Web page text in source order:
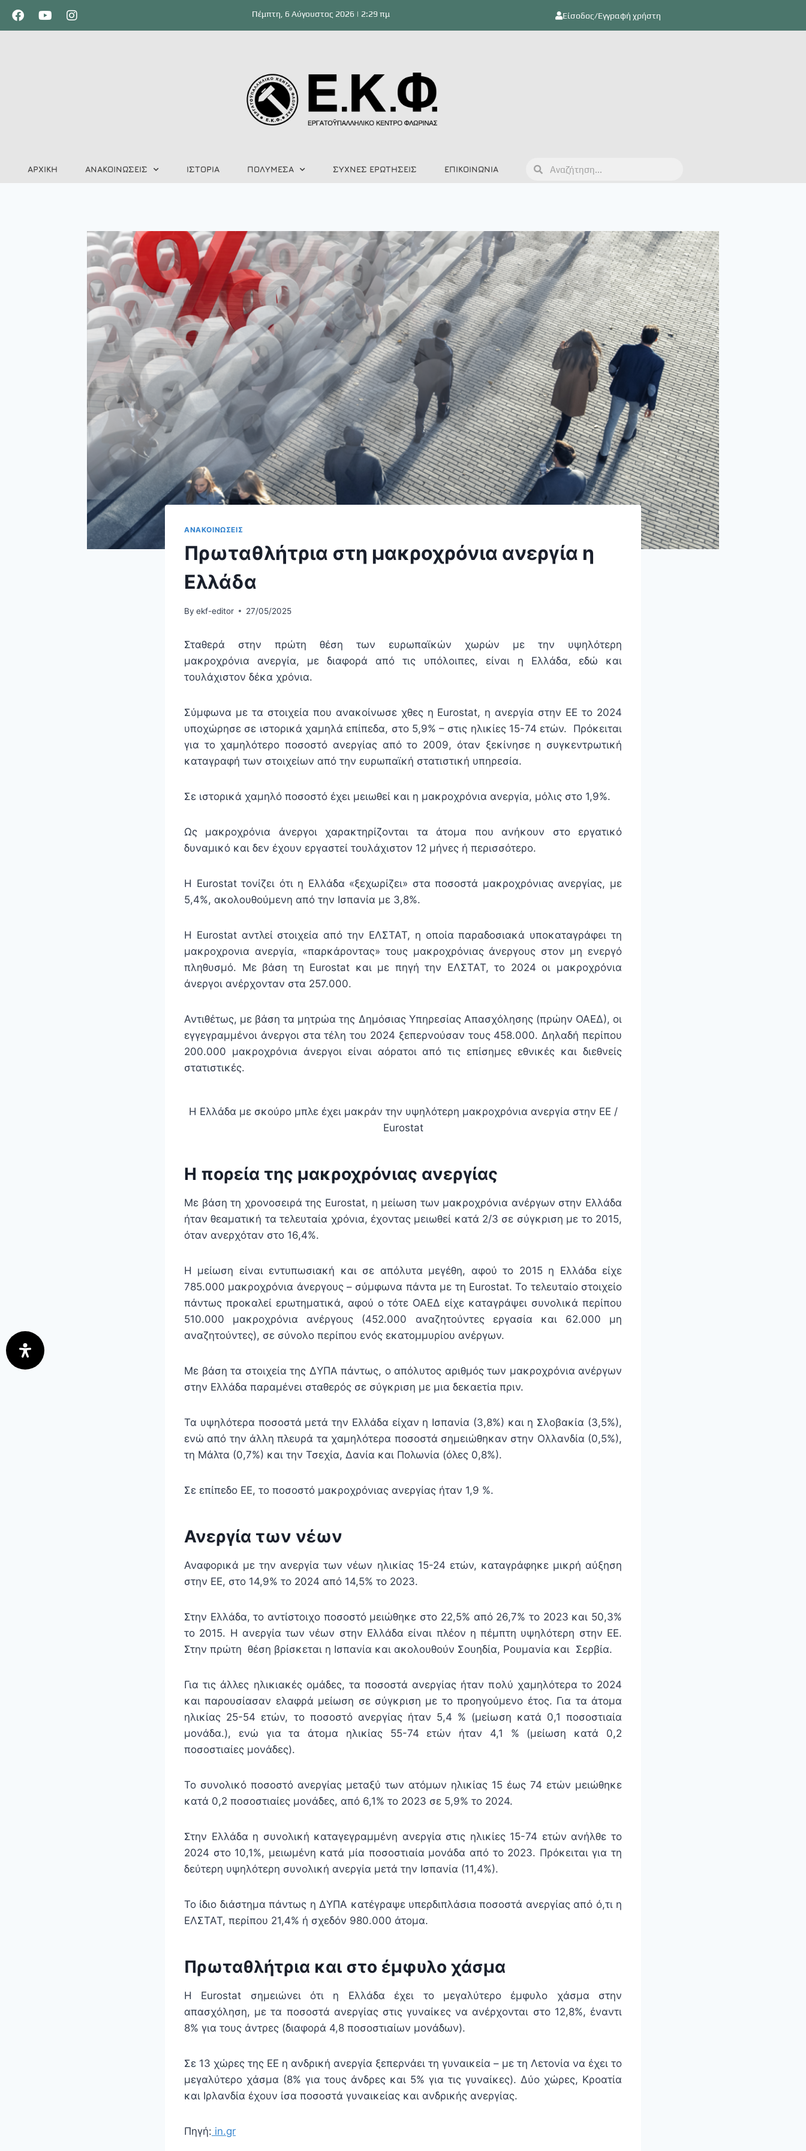
Πέμπτη, 6 Αύγουστος 2026 | 2:29 πμ Είσοδος/Εγγραφή χρήστη
ΑΡΧΙΚΗ ΑΝΑΚΟΙΝΩΣΕΙΣ ΙΣΤΟΡΙΑ ΠΟΛΥΜΕΣΑ ΣΥΧΝΕΣ ΕΡΩΤΗΣΕΙΣ ΕΠΙΚΟΙΝΩΝΙΑ
ΑΝΑΚΟΙΝΩΣΕΙΣ
Πρωταθλήτρια στη μακροχρόνια ανεργία η
Ελλάδα
By ekf-editor 27/05/2025
Σταθερά στην πρώτη θέση των ευρωπαϊκών χωρών με την υψηλότερη
μακροχρόνια ανεργία, με διαφορά από τις υπόλοιπες, είναι η Ελλάδα, εδώ και
τουλάχιστον δέκα χρόνια.
Σύμφωνα με τα στοιχεία που ανακοίνωσε χθες η Εurostat, η ανεργία στην ΕΕ το 2024
υποχώρησε σε ιστορικά χαμηλά επίπεδα, στο 5,9% – στις ηλικίες 15-74 ετών. Πρόκειται
για το χαμηλότερο ποσοστό ανεργίας από το 2009, όταν ξεκίνησε η συγκεντρωτική
καταγραφή των στοιχείων από την ευρωπαϊκή στατιστική υπηρεσία.
Σε ιστορικά χαμηλό ποσοστό έχει μειωθεί και η μακροχρόνια ανεργία, μόλις στο 1,9%.
Ως μακροχρόνια άνεργοι χαρακτηρίζονται τα άτομα που ανήκουν στο εργατικό
δυναμικό και δεν έχουν εργαστεί τουλάχιστον 12 μήνες ή περισσότερο.
Η Εurostat τονίζει ότι η Ελλάδα «ξεχωρίζει» στα ποσοστά μακροχρόνιας ανεργίας, με
5,4%, ακολουθούμενη από την Ισπανία με 3,8%.
Η Εurostat αντλεί στοιχεία από την ΕΛΣΤΑΤ, η οποία παραδοσιακά υποκαταγράφει τη
μακροχρονια ανεργία, «παρκάροντας» τους μακροχρόνιας άνεργους στον μη ενεργό
πληθυσμό. Με βάση τη Εurostat και με πηγή την ΕΛΣΤΑΤ, το 2024 οι μακροχρόνια
άνεργοι ανέρχονταν στα 257.000.
Αντιθέτως, με βάση τα μητρώα της Δημόσιας Υπηρεσίας Απασχόλησης (πρώην ΟΑΕΔ), οι
εγγεγραμμένοι άνεργοι στα τέλη του 2024 ξεπερνούσαν τους 458.000. Δηλαδή περίπου
200.000 μακροχρόνια άνεργοι είναι αόρατοι από τις επίσημες εθνικές και διεθνείς
στατιστικές.
Η Ελλάδα με σκούρο μπλε έχει μακράν την υψηλότερη μακροχρόνια ανεργία στην ΕΕ /
Eurostat
Η πορεία της μακροχρόνιας ανεργίας
Με βάση τη χρονοσειρά της Eurostat, η μείωση των μακροχρόνια ανέργων στην Ελλάδα
ήταν θεαματική τα τελευταία χρόνια, έχοντας μειωθεί κατά 2/3 σε σύγκριση με το 2015,
όταν ανερχόταν στο 16,4%.
Η μείωση είναι εντυπωσιακή και σε απόλυτα μεγέθη, αφού το 2015 η Ελλάδα είχε
785.000 μακροχρόνια άνεργους – σύμφωνα πάντα με τη Eurostat. To τελευταίο στοιχείο
πάντως προκαλεί ερωτηματικά, αφού ο τότε ΟΑΕΔ είχε καταγράψει συνολικά περίπου
510.000 μακροχρόνια ανέργους (452.000 αναζητούντες εργασία και 62.000 μη
αναζητούντες), σε σύνολο περίπου ενός εκατομμυρίου ανέργων.
Με βάση τα στοιχεία της ΔΥΠΑ πάντως, ο απόλυτος αριθμός των μακροχρόνια ανέργων
στην Ελλάδα παραμένει σταθερός σε σύγκριση με μια δεκαετία πριν.
Τα υψηλότερα ποσοστά μετά την Ελλάδα είχαν η Ισπανία (3,8%) και η Σλοβακία (3,5%),
ενώ από την άλλη πλευρά τα χαμηλότερα ποσοστά σημειώθηκαν στην Ολλανδία (0,5%),
τη Μάλτα (0,7%) και την Τσεχία, Δανία και Πολωνία (όλες 0,8%).
Σε επίπεδο ΕΕ, το ποσοστό μακροχρόνιας ανεργίας ήταν 1,9 %.
Ανεργία των νέων
Αναφορικά με την ανεργία των νέων ηλικίας 15-24 ετών, καταγράφηκε μικρή αύξηση
στην ΕΕ, στο 14,9% το 2024 από 14,5% το 2023.
Στην Ελλάδα, το αντίστοιχο ποσοστό μειώθηκε στο 22,5% από 26,7% το 2023 και 50,3%
το 2015. Η ανεργία των νέων στην Ελλάδα είναι πλέον η πέμπτη υψηλότερη στην ΕΕ.
Στην πρώτη θέση βρίσκεται η Ισπανία και ακολουθούν Σουηδία, Ρουμανία και Σερβία.
Για τις άλλες ηλικιακές ομάδες, τα ποσοστά ανεργίας ήταν πολύ χαμηλότερα το 2024
και παρουσίασαν ελαφρά μείωση σε σύγκριση με το προηγούμενο έτος. Για τα άτομα
ηλικίας 25-54 ετών, το ποσοστό ανεργίας ήταν 5,4 % (μείωση κατά 0,1 ποσοστιαία
μονάδα.), ενώ για τα άτομα ηλικίας 55-74 ετών ήταν 4,1 % (μείωση κατά 0,2
ποσοστιαίες μονάδες).
Το συνολικό ποσοστό ανεργίας μεταξύ των ατόμων ηλικίας 15 έως 74 ετών μειώθηκε
κατά 0,2 ποσοστιαίες μονάδες, από 6,1% το 2023 σε 5,9% το 2024.
Στην Ελλάδα η συνολική καταγεγραμμένη ανεργία στις ηλικίες 15-74 ετών ανήλθε το
2024 στο 10,1%, μειωμένη κατά μία ποσοστιαία μονάδα από το 2023. Πρόκειται για τη
δεύτερη υψηλότερη συνολική ανεργία μετά την Ισπανία (11,4%).
Το ίδιο διάστημα πάντως η ΔΥΠΑ κατέγραψε υπερδιπλάσια ποσοστά ανεργίας από ό,τι η
ΕΛΣΤΑΤ, περίπου 21,4% ή σχεδόν 980.000 άτομα.
Πρωταθλήτρια και στο έμφυλο χάσμα
Η Eurostat σημειώνει ότι η Ελλάδα έχει το μεγαλύτερο έμφυλο χάσμα στην
απασχόληση, με τα ποσοστά ανεργίας στις γυναίκες να ανέρχονται στο 12,8%, έναντι
8% για τους άντρες (διαφορά 4,8 ποσοστιαίων μονάδων).
Σε 13 χώρες της ΕΕ η ανδρική ανεργία ξεπερνάει τη γυναικεία – με τη Λετονία να έχει το
μεγαλύτερο χάσμα (8% για τους άνδρες και 5% για τις γυναίκες). Δύο χώρες, Κροατία
και Ιρλανδία έχουν ίσα ποσοστά γυναικείας και ανδρικής ανεργίας.
Πηγή: in.gr